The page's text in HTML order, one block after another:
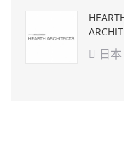
 日本